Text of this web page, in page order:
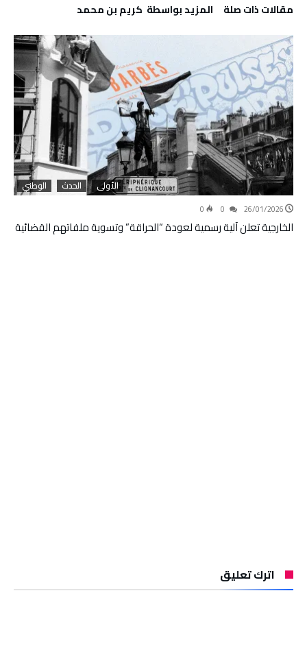
‫مقالات ذات صلة‬ ‫‫المزيد بواسطة‬ ‬ كريم بن محمد
الأولى الحدث الوطني
26/01/2026
0
الخارجية تعلن آلية رسمية لعودة “الحراقة” وتسوية ملفاتهم القضائية
اترك تعليق